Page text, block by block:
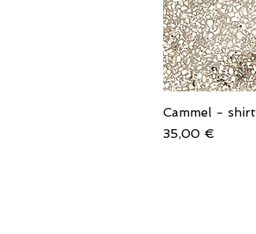
Cammel - shirt
Price
35,00 €